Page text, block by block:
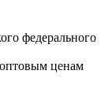
федерального
ценам